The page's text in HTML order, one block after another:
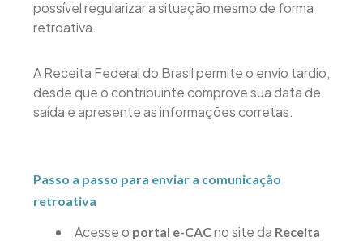
possível regularizar a situação mesmo de forma
retroativa.
A Receita Federal do Brasil permite o envio tardio,
desde que o contribuinte comprove sua data de
saída e apresente as informações corretas.
Passo a passo para enviar a comunicação
retroativa
Acesse o portal e-CACno site da Receita